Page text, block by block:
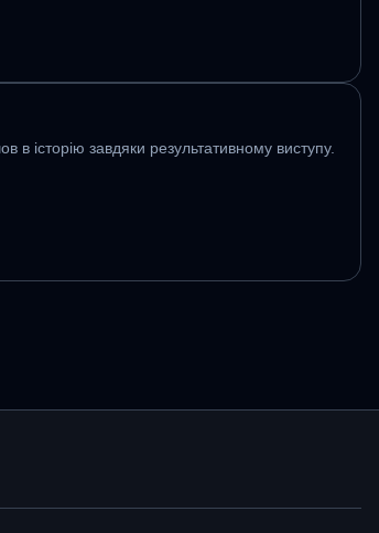
історію завдяки результативному виступу.